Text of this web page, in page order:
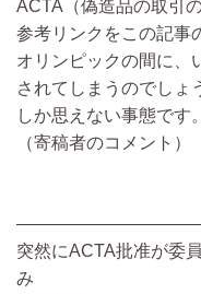
ACTA（偽造品の取引
参考リンクをこの記事
オリンピックの間に、
されてしまうのでし
しか思えない事態です。
（寄稿者のコメント）
突然にACTA批准が委
み